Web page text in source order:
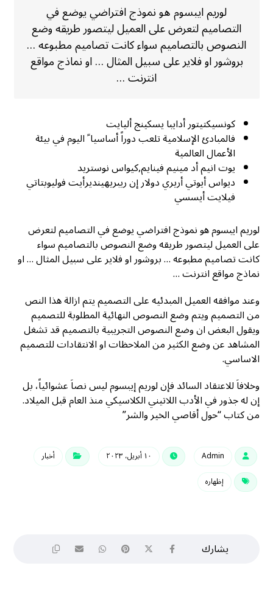
لوريم ايبسوم هو نموذج افتراضي يوضع في
التصاميم لتعرض على العميل ليتصور طريقه وضع
النصوص بالتصاميم سواء كانت تصاميم مطبوعه …
بروشور او فلاير على سبيل المثال … او نماذج مواقع
انترنت …
كونسيكتيتور أدايبا يسكينج أليايت
فالمبادئ الإسلامية تلعب دوراً أساسيا ً اليوم في بيئة
الأعمال العالمية
يوت انيم أد مينيم فينايم,كيواس نوستريد
ديواس أيوتي أريري دولار إن ريبريهينديرأيت فوليوبتاتي
فيلايت أيسسي
لوريم ايبسوم هو نموذج افتراضي يوضع في التصاميم لتعرض
على العميل ليتصور طريقه وضع النصوص بالتصاميم سواء
كانت تصاميم مطبوعه … بروشور او فلاير على سبيل المثال … او
نماذج مواقع انترنت …
وعند موافقه العميل المبدئيه على التصميم يتم ازالة هذا النص
من التصميم ويتم وضع النصوص النهائية المطلوبة للتصميم
ويقول البعض ان وضع النصوص التجريبية بالتصميم قد تشغل
المشاهد عن وضع الكثير من الملاحظات او الانتقادات للتصميم
الاساسي.
وخلافاَ للاعتقاد السائد فإن لوريم إيبسوم ليس نصاَ عشوائياً، بل
إن له جذور في الأدب اللاتيني الكلاسيكي منذ العام قبل الميلاد.
من كتاب “حول أقاصي الخير والشر”
Admin ١٠ أبريل، ٢٠٢٣
أخبار
إظهاره